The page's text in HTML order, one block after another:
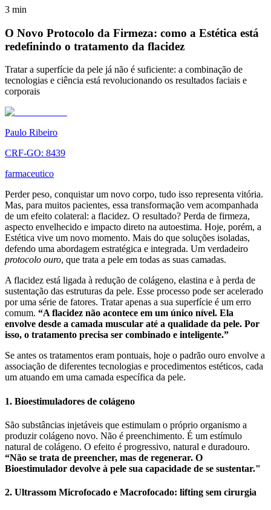
3 min
O Novo Protocolo da Firmeza: como a Estética está
redefinindo o tratamento da flacidez
Tratar a superfície da pele já não é suficiente: a combinação de
tecnologias e ciência está revolucionando os resultados faciais e
corporais
Paulo Ribeiro
CRF-GO: 8439
farmaceutico
Perder peso, conquistar um novo corpo, tudo isso representa vitória.
Mas, para muitos pacientes, essa transformação vem acompanhada
de um efeito colateral: a flacidez. O resultado? Perda de firmeza,
aspecto envelhecido e impacto direto na autoestima. Hoje, porém, a
Estética vive um novo momento. Mais do que soluções isoladas,
defendo uma abordagem estratégica e integrada. Um verdadeiro
protocolo ouro, que trata a pele em todas as suas camadas.
A flacidez está ligada à redução de colágeno, elastina e à perda de
sustentação das estruturas da pele. Esse processo pode ser acelerado
por uma série de fatores. Tratar apenas a sua superfície é um erro
comum. “A flacidez não acontece em um único nível. Ela
envolve desde a camada muscular até a qualidade da pele. Por
isso, o tratamento precisa ser combinado e inteligente.”
Se antes os tratamentos eram pontuais, hoje o padrão ouro envolve a
associação de diferentes tecnologias e procedimentos estéticos, cada
um atuando em uma camada específica da pele.
1. Bioestimuladores de colágeno
São substâncias injetáveis que estimulam o próprio organismo a
produzir colágeno novo. Não é preenchimento. É um estímulo
natural de colágeno. O efeito é progressivo, natural e duradouro.
“Não se trata de preencher, mas de regenerar. O
Bioestimulador devolve à pele sua capacidade de se sustentar."
2. Ultrassom Microfocado e Macrofocado: lifting sem cirurgia